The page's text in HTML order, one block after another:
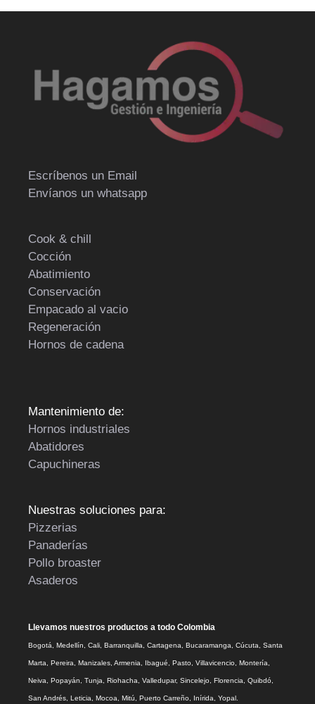
Escríbenos un Email
Envíanos un whatsapp
Cook & chill
Cocción
Abatimiento
Conservación
Empacado al vacio
Regeneración
Hornos de cadena
Mantenimiento de:
Hornos industriales
Abatidores
Capuchineras
Nuestras soluciones para:
Pizzerias
Panaderías
Pollo broaster
Asaderos
Llevamos nuestros productos a todo Colombia
Bogotá, Medellín, Cali, Barranquilla, Cartagena, Bucaramanga, Cúcuta, Santa
Marta, Pereira, Manizales, Armenia, Ibagué, Pasto, Villavicencio, Montería,
Neiva, Popayán, Tunja, Riohacha, Valledupar, Sincelejo, Florencia, Quibdó,
San Andrés, Leticia, Mocoa, Mitú, Puerto Carreño, Inírida, Yopal.